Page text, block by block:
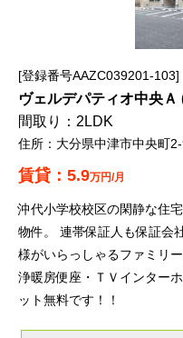
登録番号AAZC039201-103
ヴェルデパティオ中央
2LDK
大分県中津市中央町
5.9万円/月
沖代小学校校区の閑静な住
物件。 連帯保証人も保証会
様がいらっしゃるファミリ
浄暖房便座・ＴＶインター
ット無料です！！